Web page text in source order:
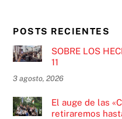
POSTS RECIENTES
SOBRE LOS
11
3 agosto, 2026
El auge de las
retiraremos